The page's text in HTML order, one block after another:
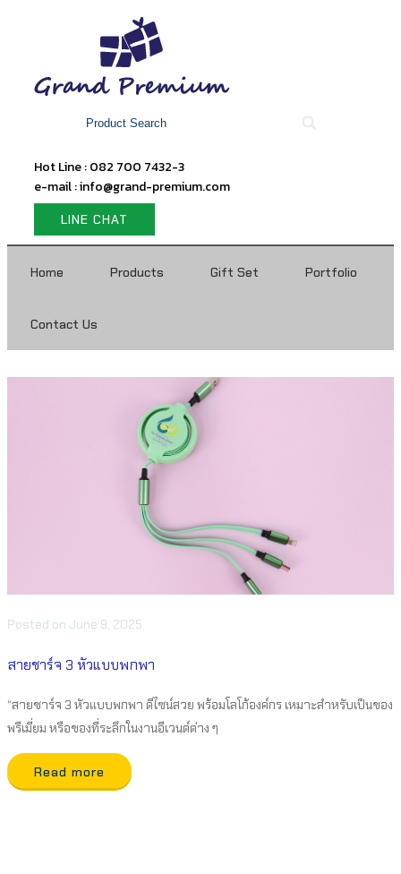
Hot Line : 082 700 7432-3
e-mail : info@grand-premium.com
LINE CHAT
Home Products Gift Set Portfolio
Contact Us
Posted on June 9, 2025
สายชาร์จ 3 หัวแบบพกพา
“สายชาร์จ 3 หัวแบบพกพา ดีไซน์สวย พร้อมโลโก้องค์กร เหมาะสำหรับเป็นของ
พรีเมี่ยม หรือของที่ระลึกในงานอีเวนต์ต่าง ๆ
Read more